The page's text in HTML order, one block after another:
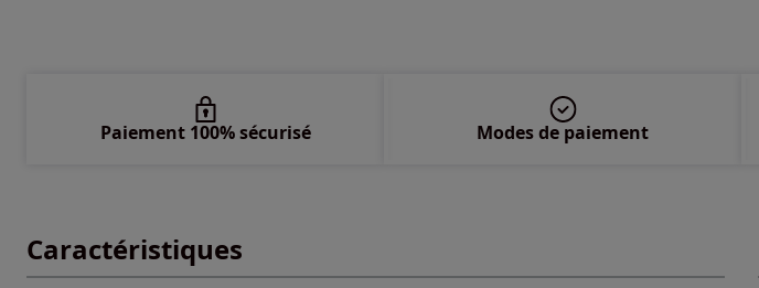
Caractéristiques
Paiement 100% sécurisé Modes de paiement